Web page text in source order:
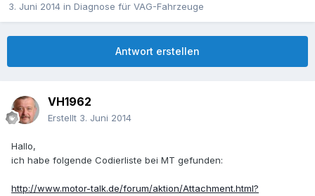
3. Juni 2014 in Diagnose für VAG-Fahrzeuge
Antwort erstellen
VH1962
Erstellt 3. Juni 2014
Hallo,
ich habe folgende Codierliste bei MT gefunden:
http://www.motor-talk.de/forum/aktion/Attachment.html?